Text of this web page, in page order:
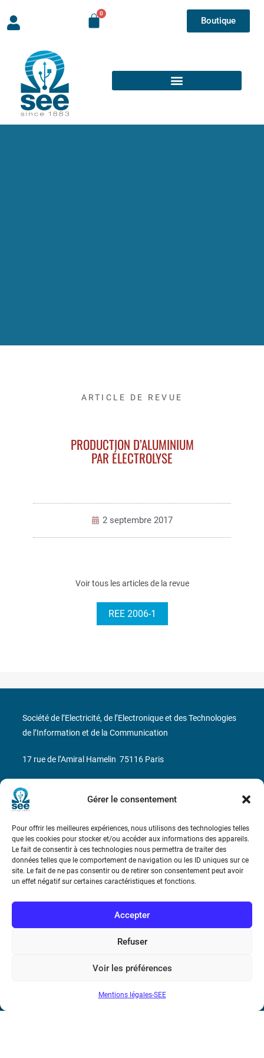
Gérer le consentement
Pour offrir les meilleures expériences, nous utilisons des technologies telles
que les cookies pour stocker et/ou accéder aux informations des appareils.
Le fait de consentir à ces technologies nous permettra de traiter des
données telles que le comportement de navigation ou les ID uniques sur ce
site. Le fait de ne pas consentir ou de retirer son consentement peut avoir
un effet négatif sur certaines caractéristiques et fonctions.
Accepter
Refuser
Voir les préférences
Mentions légales-SEE
Boutique
ARTICLE DE REVUE
PRODUCTION D’ALUMINIUM
PAR ÉLECTROLYSE
2 septembre 2017
Voir tous les articles de la revue
REE 2006-1
Bicentenaire des découvertes d’André-
Conditions Générales de Vente
Mentions légales
Société de l’Electricité, de l’Electronique et des Technologies
de l’Information et de la Communication
17 rue de l’Amiral Hamelin 75116 Paris
Métro : « Boissière » Ligne 6 et « Iéna » Ligne 9
Téléphone : (+33) 1 56 90 37 17
N° de SIREN : 785 393 232, Code APE : 9412Z TVA intra-
communautaire : FR44 785 393 232